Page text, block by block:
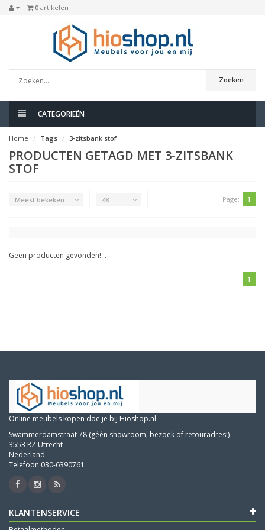
0 artikelen
Zoeken
CATEGORIEËN
Home Tags 3-zitsbank stof
PRODUCTEN GETAGD MET 3-ZITSBANK
STOF
Meest bekeken 48 Page: 1
Geen producten gevonden!...
1
Online meubels kopen doe je bij Hioshop.nl
Swammerdamstraat 78 (géén showroom, bezoek of retouradres!)
3553 RZ Utrecht
Nederland
Telefoon 030-6390761
KLANTENSERVICE